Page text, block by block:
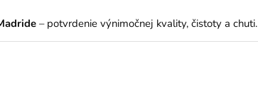
– potvrdenie výnimočnej kvality, čistoty a chuti.